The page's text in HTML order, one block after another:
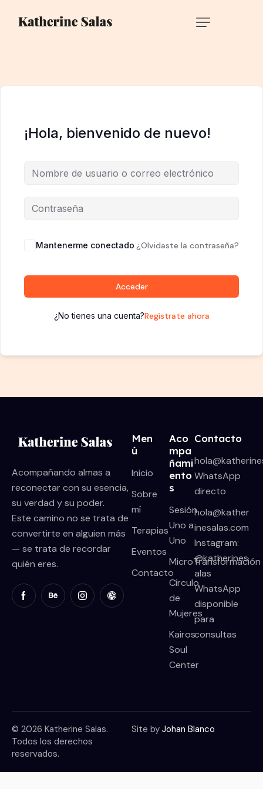
¡Hola, bienvenido de nuevo!
Mantenerme conectado ¿Olvidaste la contraseña?
Acceder
¿No tienes una cuenta?Regístrate ahora
Acompañando almas a
reconectar con su esencia,
su verdad y su poder.
Este camino no se trata de
convertirte en alguien más
— se trata de recordar
quién eres.
Men
ú
Inicio
Sobre
mí
Terapias
Eventos
Contacto
Aco
mpa
ñami
ento
s
Sesión
Uno a
Uno
MicroTransformación
Círculo
de
Mujeres
Kairos
Soul
Center
Contacto
WhatsApp
directo
hola@kather
inesalas.com
Instagram:
@katherines
alas
WhatsApp
disponible
para
consultas
© 2026 Katherine Salas.
Todos los derechos
reservados.
Site by Johan Blanco